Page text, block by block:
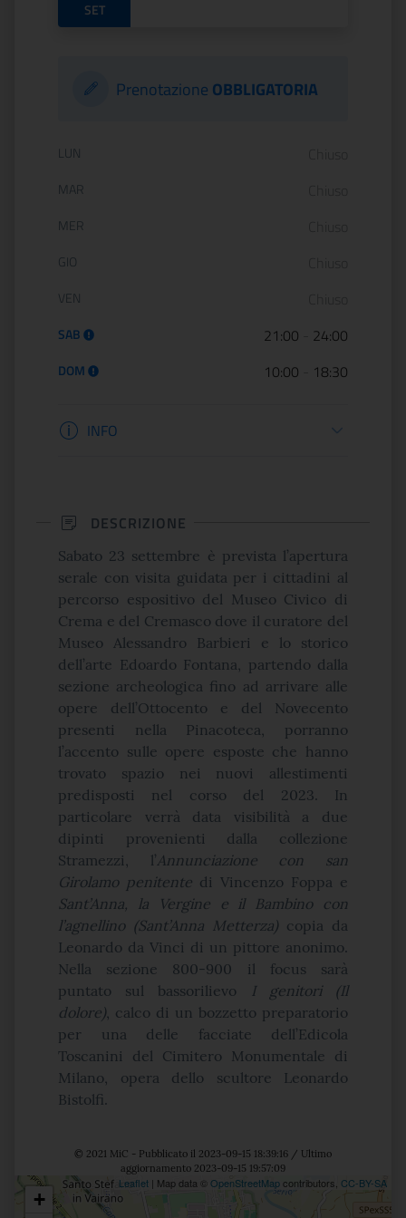
SET
Prenotazione OBBLIGATORIA
Orario di apertura:
LUN
MAR
MER
GIO
VEN
SAB 21:00 24:00
DOM 10:00 18:30
Informazioni apertura
INFO
DESCRIZIONE
Sabato 23 settembre è prevista l’apertura
serale con visita guidata per i cittadini al
percorso espositivo del Museo Civico di
Crema e del Cremasco dove il curatore del
Museo Alessandro Barbieri e lo storico
dell’arte Edoardo Fontana, partendo dalla
sezione archeologica fino ad arrivare alle
opere dell’Ottocento e del Novecento
presenti nella Pinacoteca, porranno
l’accento sulle opere esposte che hanno
trovato spazio nei nuovi allestimenti
predisposti nel corso del 2023. In
particolare verrà data visibilità a due
dipinti provenienti dalla collezione
Stramezzi, l’Annunciazione con san
Girolamo penitente di Vincenzo Foppa e
Sant’Anna, la Vergine e il Bambino con
l’agnellino (Sant’Anna Metterza) copia da
Leonardo da Vinci di un pittore anonimo.
Nella sezione 800-900 il focus sarà
puntato sul bassorilievo
I genitori (Il
dolore), calco di un bozzetto preparatorio
per una delle facciate dell’Edicola
Toscanini del Cimitero Monumentale di
Milano, opera dello scultore Leonardo
Bistolfi.
© 2021 MiC - Pubblicato il 2023-09-15 18:39:16 / Ultimo
aggiornamento 2023-09-15 19:57:09
+
Leaflet | Map data © OpenStreetMapcontributors, CC-BY-SA